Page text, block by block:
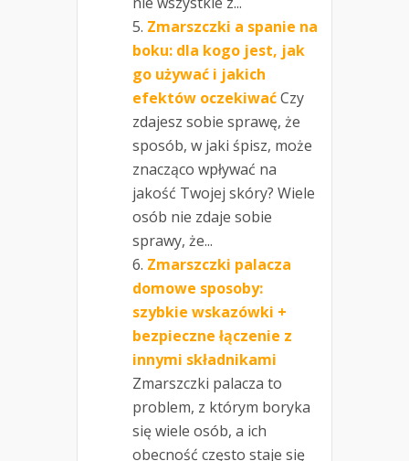
Zmarszczki a spanie na
boku: dla kogo jest, jak
go używać i jakich
efektów oczekiwaćCzy
zdajesz sobie sprawę, że
sposób, w jaki śpisz, może
znacząco wpływać na
jakość Twojej skóry? Wiele
osób nie zdaje sobie
sprawy, że...
Zmarszczki palacza
domowe sposoby:
szybkie wskazówki +
bezpieczne łączenie z
innymi składnikami
Zmarszczki palacza to
problem, z którym boryka
się wiele osób, a ich
obecność często staje się